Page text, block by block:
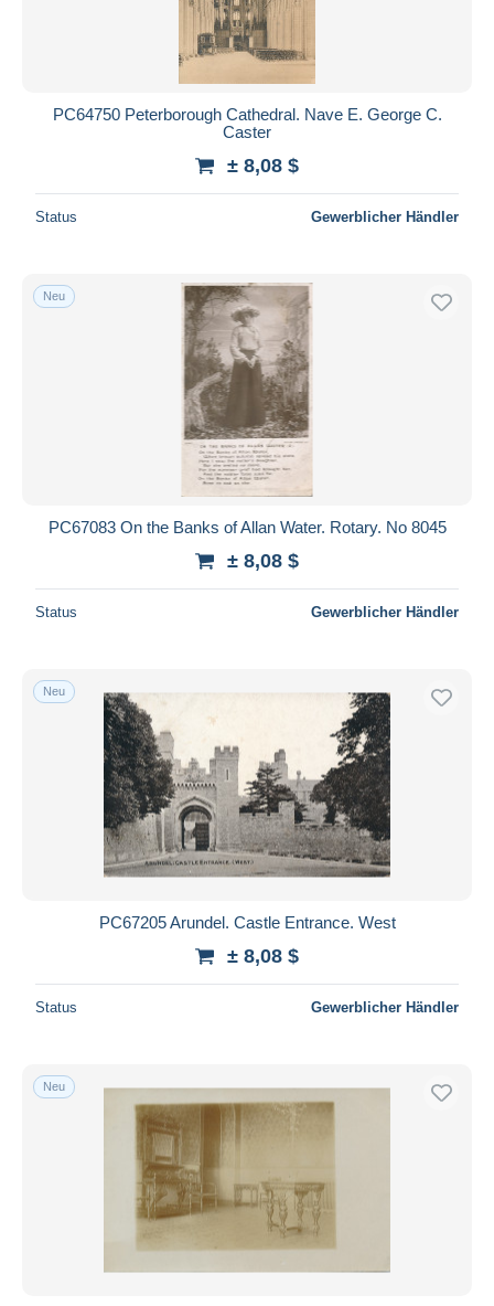
PC64750 Peterborough Cathedral. Nave E. George C.
Caster
± 8,08 $
Status Gewerblicher Händler
Neu
PC67083 On the Banks of Allan Water. Rotary. No 8045
± 8,08 $
Status Gewerblicher Händler
Neu
PC67205 Arundel. Castle Entrance. West
± 8,08 $
Status Gewerblicher Händler
Neu